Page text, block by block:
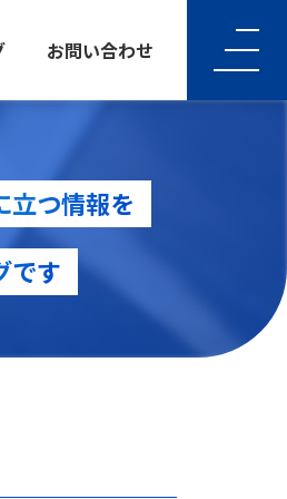
お問い合わせ
立つ情報を
です